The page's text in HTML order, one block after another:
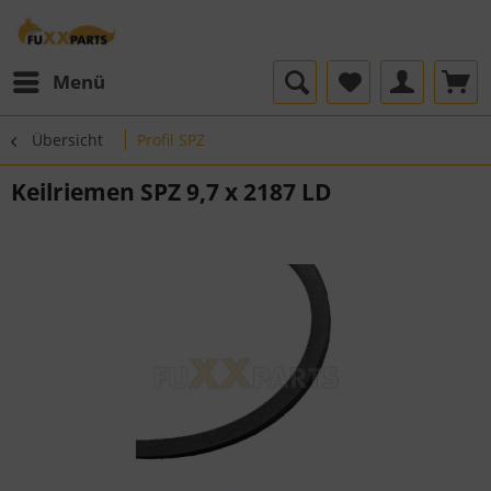
Menü
Übersicht Profil SPZ
Keilriemen SPZ 9,7 x 2187 LD